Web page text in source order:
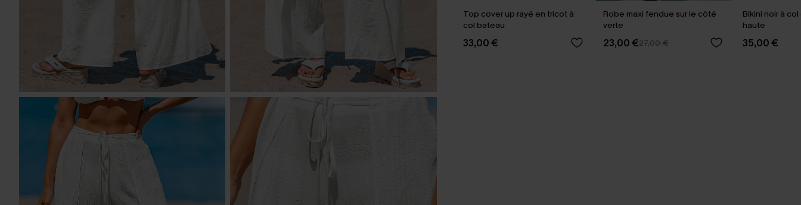
Top cover up rayé en tricot à
col bateau
33,00 €
Robe maxi fendue sur le côté
verte
23,00 €27,00 €
Bikini noir à
haute
35,00 €